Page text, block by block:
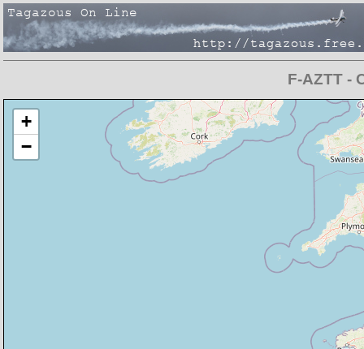
F-AZTT -
Chargement de la carte en cours
+
−